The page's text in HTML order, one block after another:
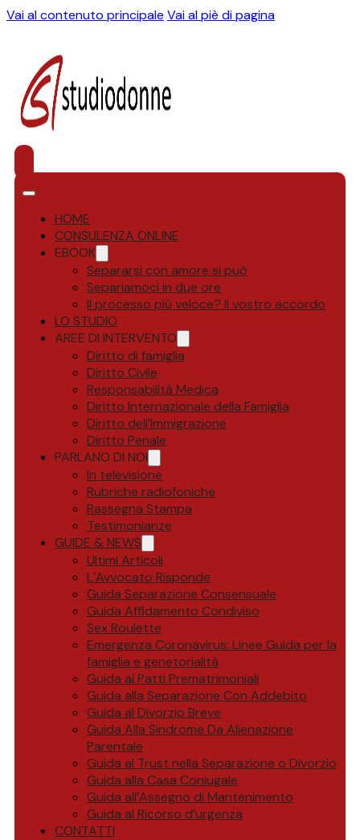
Vai al contenuto principale Vai al piè di pagina
HOME
CONSULENZA ONLINE
EBOOK
Separarsi con amore si può
Separiamoci in due ore
Il processo più veloce? Il vostro accordo
LO STUDIO
AREE DI INTERVENTO
Diritto di famiglia
Diritto Civile
Responsabilità Medica
Diritto Internazionale della Famiglia
Diritto dell’Immigrazione
Diritto Penale
PARLANO DI NOI
In televisione
Rubriche radiofoniche
Rassegna Stampa
Testimonianze
GUIDE & NEWS
Ultimi Articoli
L’Avvocato Risponde
Guida Separazione Consensuale
Guida Affidamento Condiviso
Sex Roulette
Emergenza Coronavirus: Linee Guida per la
famiglia e genetorialità
Guida ai Patti Prematrimoniali
Guida alla Separazione Con Addebito
Guida al Divorzio Breve
Guida Alla Sindrome Da Alienazione
Parentale
Guida al Trust nella Separazione o Divorzio
Guida alla Casa Coniugale
Guida all’Assegno di Mantenimento
Guida al Ricorso d’urgenza
CONTATTI